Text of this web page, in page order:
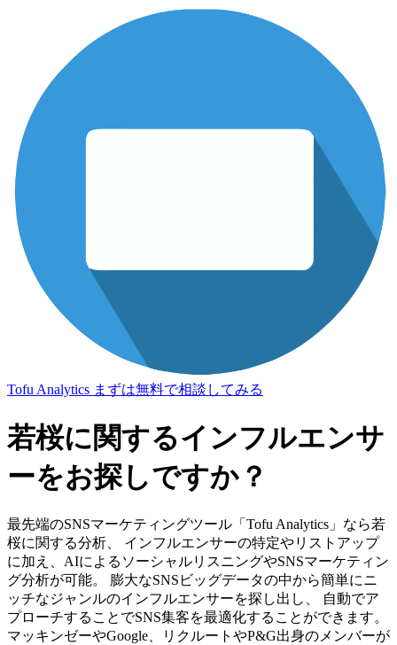
Tofu Analytics まずは無料で相談してみる
若桜に関するインフルエンサ
ーをお探しですか？
最先端のSNSマーケティングツール「Tofu Analytics」なら若
桜に関する分析、 インフルエンサーの特定やリストアップ
に加え、AIによるソーシャルリスニングやSNSマーケティン
グ分析が可能。 膨大なSNSビッグデータの中から簡単にニ
ッチなジャンルのインフルエンサーを探し出し、 自動でア
プローチすることでSNS集客を最適化することができます。
マッキンゼーやGoogle、リクルートやP&G出身のメンバーが